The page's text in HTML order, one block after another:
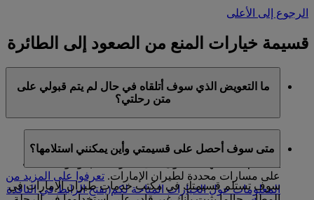
الرجوع إلى الأعلى
قسيمة خيارات المنع من الصعود إلى الطائرة
ما التعويض الذي سوف أتلقاه في حال لم يتم قبولي على
متن رحلتي؟
المتوفرة إلى وجهتكم النهائية. هذا بالإضافة إلى قسيمة
يمكنكم استبدالها للحصول على تذكرة ذهاب وعودة مجانية
على مسارات محددة لطيران الإمارات. تعرفوا على المزيد من
المعلومات حول الخيارات المتاحة لكم(يفتح الرابط في النافذة
متى سوف أحصل على قسيمتي وأين يمكنني استلامها؟
سوف تستلم قسيمتك في مكتب خدمات طيران الإمارات في